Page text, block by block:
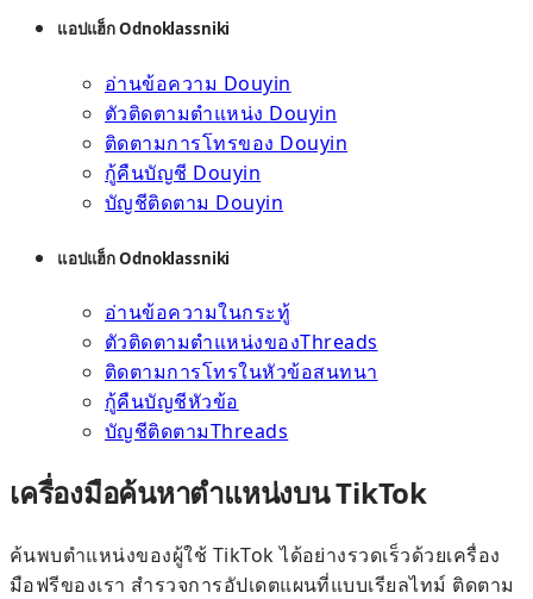
แอปแฮ็ก Odnoklassniki
อ่านข้อความ Douyin
ตัวติดตามตำแหน่ง Douyin
ติดตามการโทรของ Douyin
กู้คืนบัญชี Douyin
บัญชีติดตาม Douyin
แอปแฮ็ก Odnoklassniki
อ่านข้อความในกระทู้
ตัวติดตามตำแหน่งของThreads
ติดตามการโทรในหัวข้อสนทนา
กู้คืนบัญชีหัวข้อ
บัญชีติดตามThreads
เครื่องมือค้นหาตำแหน่งบน TikTok
ค้นพบตำแหน่งของผู้ใช้ TikTok ได้อย่างรวดเร็วด้วยเครื่อง
มือฟรีของเรา สำรวจการอัปเดตแผนที่แบบเรียลไทม์ ติดตาม